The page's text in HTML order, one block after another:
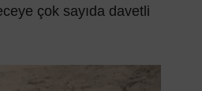
çok sayıda davetli